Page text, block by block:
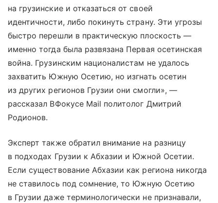
на грузинские и отказаться от своей
идентичности, либо покинуть страну. Эти угрозы
быстро перешли в практическую плоскость —
именно тогда была развязана Первая осетинская
война. Грузинским националистам не удалось
захватить Южную Осетию, но изгнать осетин
из других регионов Грузии они смогли», —
рассказал ВФокусе Mail политолог Дмитрий
Родионов.
Эксперт также обратил внимание на разницу
в подходах Грузии к Абхазии и Южной Осетии.
Если существование Абхазии как региона никогда
не ставилось под сомнение, то Южную Осетию
в Грузии даже терминологически не признавали,